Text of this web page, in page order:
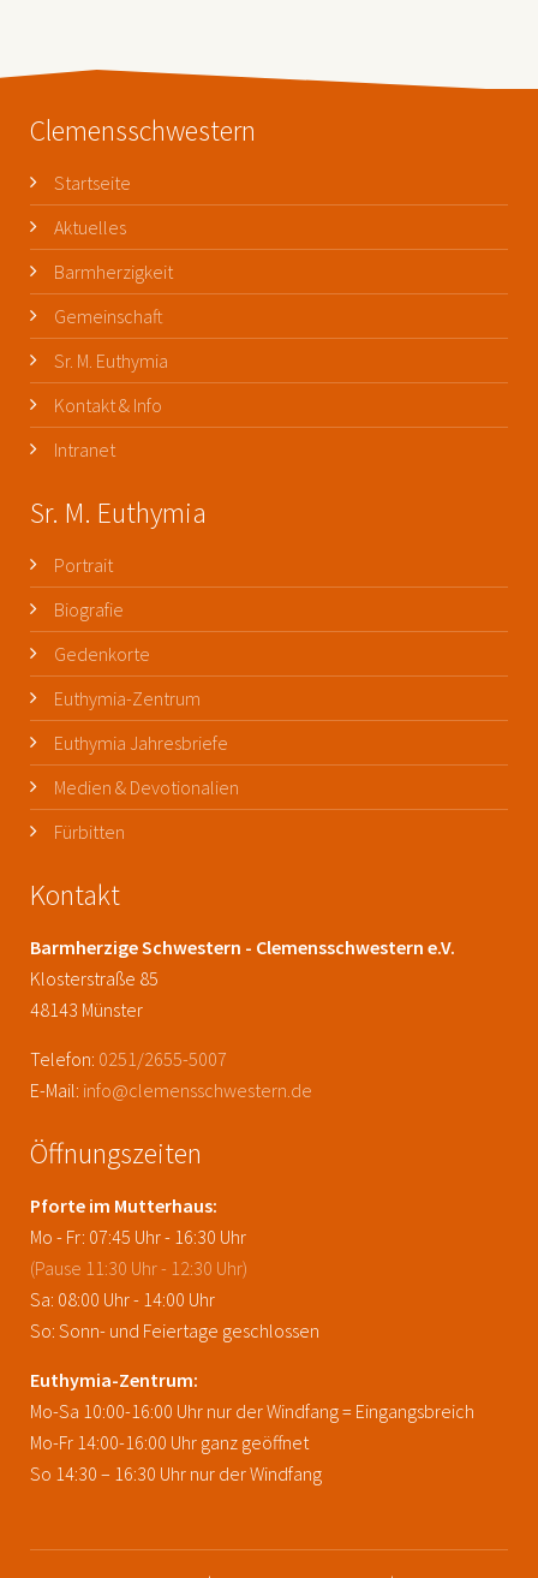
Clemensschwestern
Startseite
Aktuelles
Barmherzigkeit
Gemeinschaft
Sr. M. Euthymia
Kontakt & Info
Intranet
Sr. M. Euthymia
Portrait
Biografie
Gedenkorte
Euthymia-Zentrum
Euthymia Jahresbriefe
Medien & Devotionalien
Fürbitten
Kontakt
Barmherzige Schwestern - Clemensschwestern e.V.
Klosterstraße 85
48143 Münster
Telefon: 0251/2655-5007
E-Mail: info@clemensschwestern.de
Öffnungszeiten
Pforte im Mutterhaus:
Mo - Fr: 07:45 Uhr - 16:30 Uhr
(Pause 11:30 Uhr - 12:30 Uhr)
Sa: 08:00 Uhr - 14:00 Uhr
So: Sonn- und Feiertage geschlossen
Euthymia-Zentrum:
Mo-Sa 10:00-16:00 Uhr nur der Windfang = Eingangsbreich
Mo-Fr 14:00-16:00 Uhr ganz geöffnet
So 14:30 – 16:30 Uhr nur der Windfang